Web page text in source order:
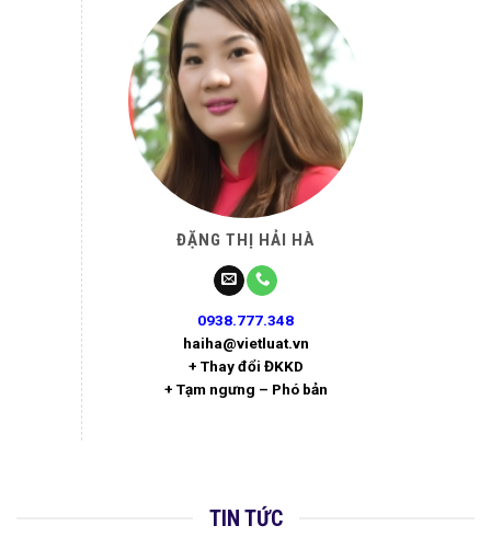
ĐẶNG THỊ HẢI HÀ
0938.777.348
haiha@vietluat.vn
+ Thay đổi ĐKKD
+ Tạm ngưng – Phó bản
TIN TỨC